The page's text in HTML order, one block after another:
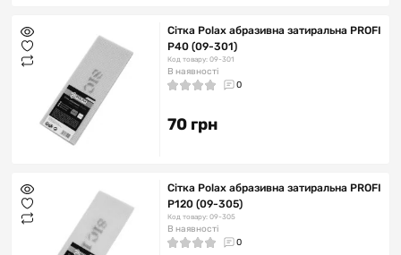
Сітка Polax абразивна затиральна PROFI
Р40 (09-301)
Код товару: 09-301
В наявності
0
70 грн
Сітка Polax абразивна затиральна PROFI
Р120 (09-305)
Код товару: 09-305
В наявності
0